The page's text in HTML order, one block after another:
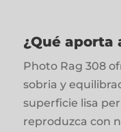
¿Qué aporta
Photo Rag 308
sobria y
superficie lisa
reproduzca con